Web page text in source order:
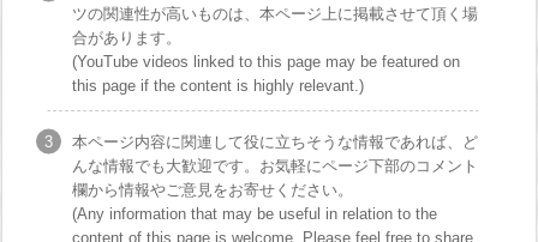
ツの関連性が高いものは、本ページ上に掲載させて頂く場
合があります。
(YouTube videos linked to this page may be featured on
this page if the content is highly relevant.)
本ページ内容に関連して役に立ちそうな情報であれば、ど
んな情報でも大歓迎です。お気軽にページ下部のコメント
欄から情報やご意見をお寄せください。
(Any information that may be useful in relation to the
content of this page is welcome. Please feel free to share